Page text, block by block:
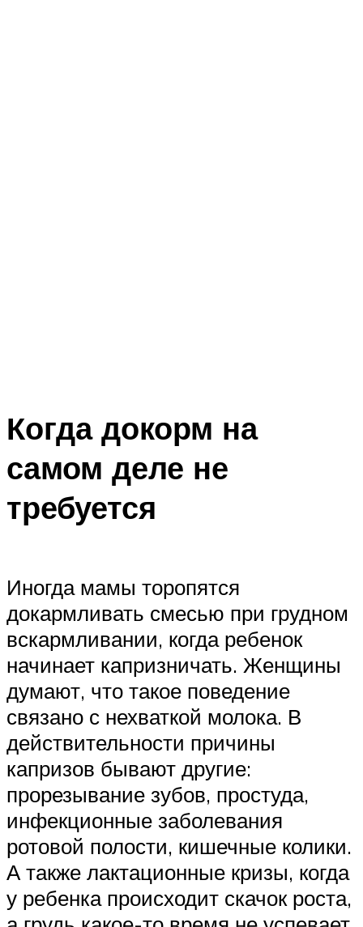
Когда докорм на
самом деле не
требуется
Иногда мамы торопятся
докармливать смесью при грудном
вскармливании, когда ребенок
начинает капризничать. Женщины
думают, что такое поведение
связано с нехваткой молока. В
действительности причины
капризов бывают другие:
прорезывание зубов, простуда,
инфекционные заболевания
ротовой полости, кишечные колики.
А также лактационные кризы, когда
у ребенка происходит скачок роста,